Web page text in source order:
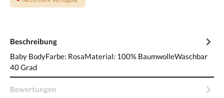
Beschreibung
Baby BodyFarbe: RosaMaterial: 100% BaumwolleWaschbar
40 Grad
Bewertungen